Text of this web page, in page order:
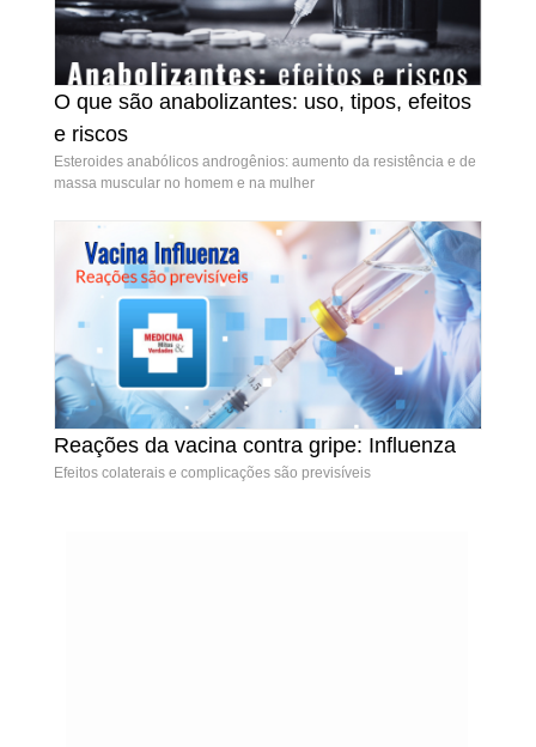
O que são anabolizantes: uso, tipos, efeitos e
riscos
O que são anabolizantes: uso, tipos, efeitos
e riscos
Esteroides anabólicos androgênios: aumento da resistência e de
massa muscular no homem e na mulher
Reações da vacina contra gripe: Influenza
Reações da vacina contra gripe: Influenza
Efeitos colaterais e complicações são previsíveis